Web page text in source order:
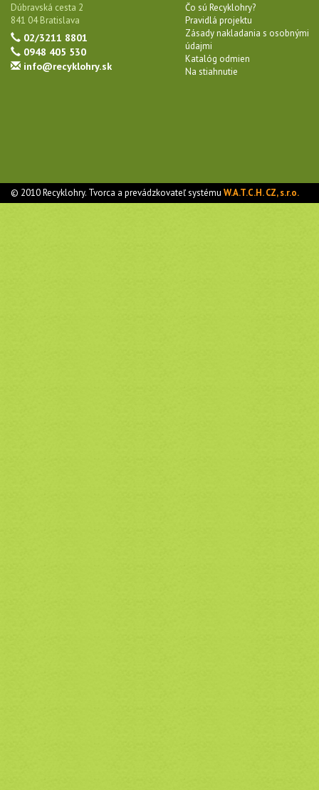
Dúbravská cesta 2
841 04 Bratislava
02/3211 8801
0948 405 530
info@recyklohry.sk
Čo sú Recyklohry?
Pravidlá projektu
Zásady nakladania s osobnými
údajmi
Katalóg odmien
Na stiahnutie
© 2010 Recyklohry. Tvorca a prevádzkovateľ systémuW.A.T.C.H. CZ, s.r.o.